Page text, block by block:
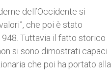
dell’Occidente si
che poi è stato
Tuttavia il fatto storico
si sono dimostrati capaci
che poi ha portato alla